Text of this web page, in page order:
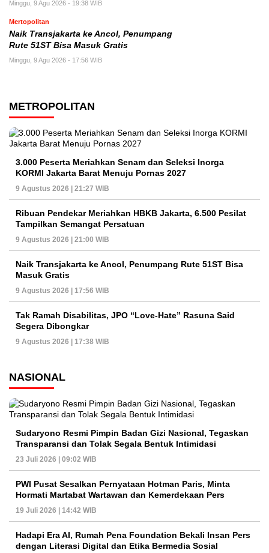
Minggu, 9 Agu 2026 - 19:38 WIB
Mertopolitan
Naik Transjakarta ke Ancol, Penumpang
Rute 51ST Bisa Masuk Gratis
Minggu, 9 Agu 2026 - 17:56 WIB
METROPOLITAN
3.000 Peserta Meriahkan Senam dan Seleksi Inorga
KORMI Jakarta Barat Menuju Pornas 2027
9 Agustus 2026 | 21:27 WIB
Ribuan Pendekar Meriahkan HBKB Jakarta, 6.500 Pesilat
Tampilkan Semangat Persatuan
9 Agustus 2026 | 21:00 WIB
Naik Transjakarta ke Ancol, Penumpang Rute 51ST Bisa
Masuk Gratis
9 Agustus 2026 | 17:56 WIB
Tak Ramah Disabilitas, JPO “Love-Hate” Rasuna Said
Segera Dibongkar
9 Agustus 2026 | 17:38 WIB
NASIONAL
Sudaryono Resmi Pimpin Badan Gizi Nasional, Tegaskan
Transparansi dan Tolak Segala Bentuk Intimidasi
23 Juli 2026 | 09:02 WIB
PWI Pusat Sesalkan Pernyataan Hotman Paris, Minta
Hormati Martabat Wartawan dan Kemerdekaan Pers
19 Juli 2026 | 14:42 WIB
Hadapi Era AI, Rumah Pena Foundation Bekali Insan Pers
dengan Literasi Digital dan Etika Bermedia Sosial